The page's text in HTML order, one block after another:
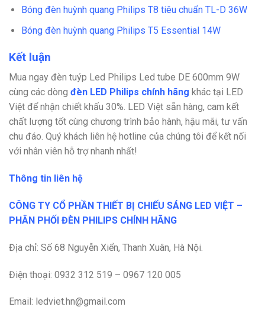
Bóng đèn huỳnh quang Philips T8 tiêu chuẩn TL-D 36W
Bóng đèn huỳnh quang Philips T5 Essential 14W
Kết luận
Mua ngay đèn tuýp Led Philips Led tube DE 600mm 9W
cùng các dòng đèn LED Philips chính hãng khác tại LED
Việt để nhận chiết khấu 30%. LED Việt sẵn hàng, cam kết
chất lượng tốt cùng chương trình bảo hành, hậu mãi, tư vấn
chu đáo. Quý khách liên hệ hotline của chúng tôi để kết nối
với nhân viên hỗ trợ nhanh nhất!
Thông tin liên hệ
CÔNG TY CỔ PHẦN THIẾT BỊ CHIẾU SÁNG LED VIỆT –
PHÂN PHỐI ĐÈN PHILIPS CHÍNH HÃNG
Địa chỉ: Số 68 Nguyễn Xiển, Thanh Xuân, Hà Nội.
Điện thoại: 0932 312 519 – 0967 120 005
Email: ledviet.hn@gmail.com